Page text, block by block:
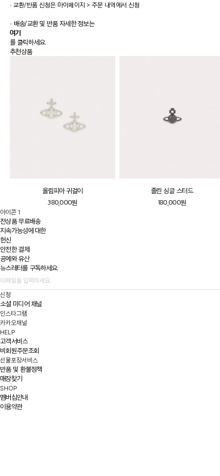
· 교환/반품 신청은 마이페이지 > 주문 내역에서 신청
· 배송/교환 및 반품 자세한 정보는
여기
를 클릭하세요.
추천상품
올림피아 귀걸이
380,000원
졸린 싱글 스터드
180,000원
아이콘 1
전상품 무료배송
지속가능성에 대한
헌신
안전한 결제
공예와 유산
뉴스레터를 구독하세요.
신청
소셜 미디어 채널
인스타그램
카카오채널
HELP
고객서비스
비회원주문조회
선물포장서비스
반품 및 환불정책
매장찾기
SHOP
멤버십안내
이용약관